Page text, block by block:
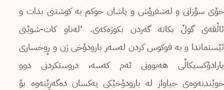
خۆی سۆزانی و لەشفرۆش و پاشان حوکم بە کوشتنی بدات و
ئاڵقەی گوڵ بکاتە گەردن بکوژەکەی. ‘لەناو کات-شوێنی
ئێستماندا و بە فوکوس کردن لەسەر بارودۆخی ژن و ڕوخساری
پارادۆکسیکاڵی هەبوونی ئەم کەسە، دروستکردنی دوو
خوێندنەوەی جیاواز لە بارودۆخێکی یەکسان دەگەڕێتەوە بۆ